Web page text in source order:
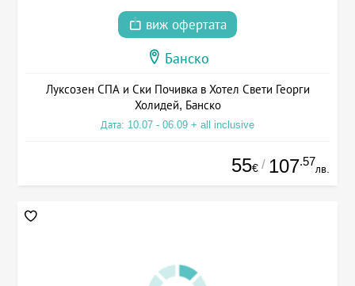
виж офертата
Банско
Луксозен СПА и Ски Почивка в Хотел Свети Георги
Холидей, Банско
Дата: 10.07 - 06.09 + all inclusive
55€ / 107.57
лв.